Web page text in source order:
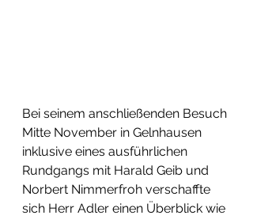
Bei seinem anschließenden Besuch
Mitte November in Gelnhausen
inklusive eines ausführlichen
Rundgangs mit Harald Geib und
Norbert Nimmerfroh verschaffte
sich Herr Adler einen Überblick wie